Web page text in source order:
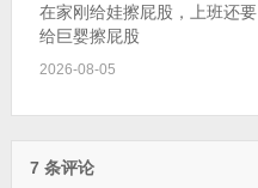
在家刚给娃擦屁股，上班还要
给巨婴擦屁股
2026-08-05
7 条评论